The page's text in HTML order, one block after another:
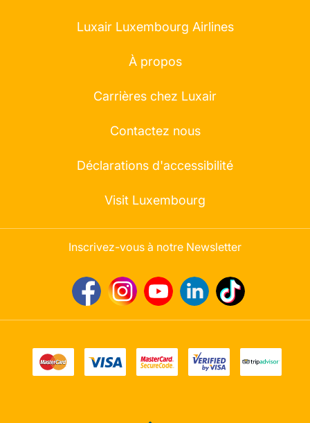
Luxair Luxembourg Airlines
À propos
Carrières chez Luxair
Contactez nous
Déclarations d'accessibilité
Visit Luxembourg
Inscrivez-vous à notre Newsletter